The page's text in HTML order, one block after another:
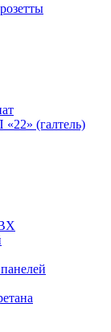
(галтель)